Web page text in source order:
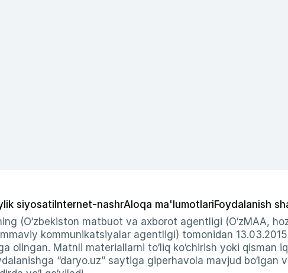
siyosati Internet-nashrAloqa ma'lumotlariFoydalanish
(O‘zbekiston matbuot va axborot agentligi (O‘zMAA,
kommunikatsiyalar agentligi) tomonidan
olingan. Matnli materiallarni to‘liq ko‘chirish yoki
“daryo.uz” saytiga giperhavola mavjud bo‘lgan